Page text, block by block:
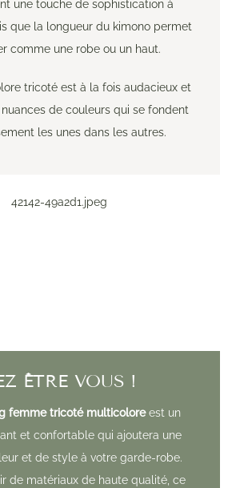
une touche de sophistication à
que la longueur du kimono permet
comme une robe ou un haut.
tricoté est à la fois audacieux et
de couleurs qui se fondent
les unes dans les autres.
ÊTRE VOUS !
femme tricoté multicoloreest un
et confortable qui ajoutera une
et de style à votre garde-robe.
de matériaux de haute qualité, ce